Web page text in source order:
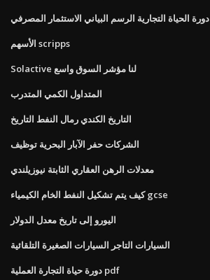
دورة الحياة التجارية الرسم البياني الاستثمار المصرفي
الأسهم scripps
Solactive لنا مؤشر السوق واسع
المتداول الكمي المتدرب
التاريخ الكندي رمال النفط التاريخ
الشركات حفر الآبار البحرية توظيف
معدلات الرهن العقاري الثابتة نيوزيلندي
كيف يتم تشكيل النفط الخام الكيمياء gcse
اليورو إلى تاريخ معدل الدولار
السيارات التاجر السيارات الصغيرة التلقائية
دورة حياة التجارة العملية pdf